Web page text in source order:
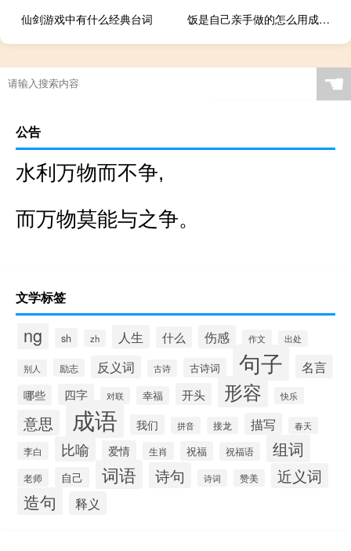
仙剑游戏中有什么经典台词
饭是自己亲手做的怎么用成语来形容
☚
公告
水利万物而不争,
而万物莫能与之争。
文学标签
ng sh zh 人生 什么 伤感 作文 出处
别人 励志 反义词 古诗 古诗词 句子 名言
哪些 四字 对联 幸福 开头 形容 快乐
意思 成语 我们 拼音 接龙 描写 春天
李白 比喻 爱情 生肖 祝福 祝福语 组词
老师 自己 词语 诗句 诗词 赞美 近义词
造句 释义